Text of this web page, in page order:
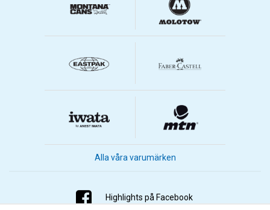
Alla våra varumärken
Highlights på Facebook